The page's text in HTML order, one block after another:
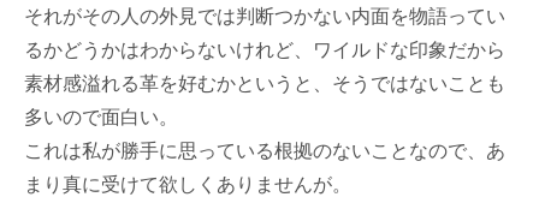
それがその人の外見では判断つかない内面を物語ってい
るかどうかはわからないけれど、ワイルドな印象だから
素材感溢れる革を好むかというと、そうではないことも
多いので面白い。
これは私が勝手に思っている根拠のないことなので、あ
まり真に受けて欲しくありませんが。